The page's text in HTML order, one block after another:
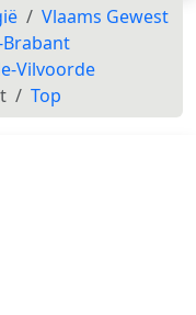
Vlaams Gewest
Brabant
Vilvoorde
Top